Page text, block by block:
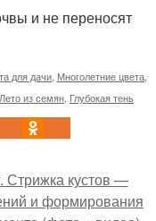
и не переносят
для дачи Многолетние цвета
Лето из семян Глубокая тень